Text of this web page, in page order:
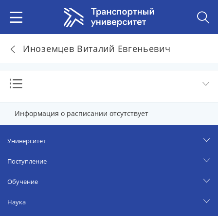
Иноземцев Виталий Евгеньевич
Информация о расписании отсутствует
Университет
Поступление
Обучение
Наука